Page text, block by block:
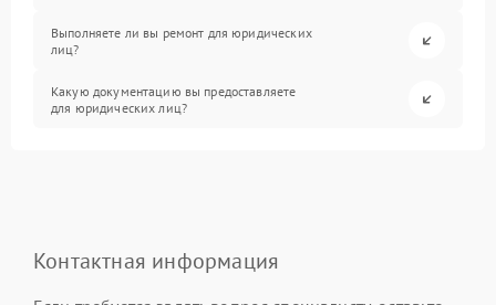
Выполняете ли вы ремонт для юридических
лиц?
Какую документацию вы предоставляете
для юридических лиц?
Контактная информация